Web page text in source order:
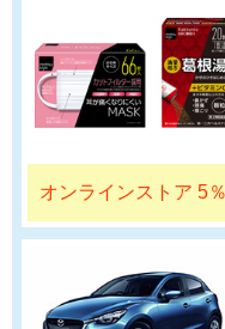
オンラインストア 5％